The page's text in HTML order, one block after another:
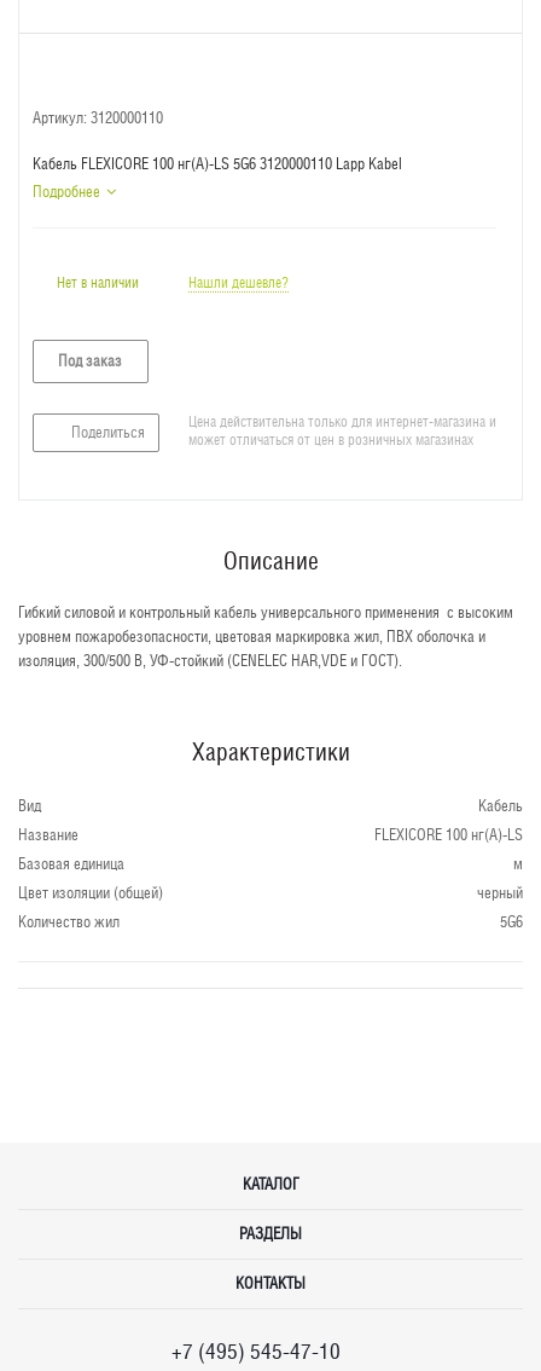
Артикул: 3120000110
Кабель FLEXICORE 100 нг(А)-LS 5G6 3120000110 Lapp Kabel
Подробнее
Нет в наличии Нашли дешевле?
Под заказ
Поделиться
Цена действительна только для интернет-магазина и
может отличаться от цен в розничных магазинах
Описание
Гибкий силовой и контрольный кабель универсального применения с высоким
уровнем пожаробезопасности, цветовая маркировка жил, ПВХ оболочка и
изоляция, 300/500 В, УФ-стойкий (CENELEC HAR,VDE и ГОСТ).
Характеристики
Вид
Кабель
Название
FLEXICORE 100 нг(А)-LS
Базовая единица
м
Цвет изоляции (общей)
черный
Количество жил
5G6
КАТАЛОГ
РАЗДЕЛЫ
КОНТАКТЫ
+7 (495) 545-47-10